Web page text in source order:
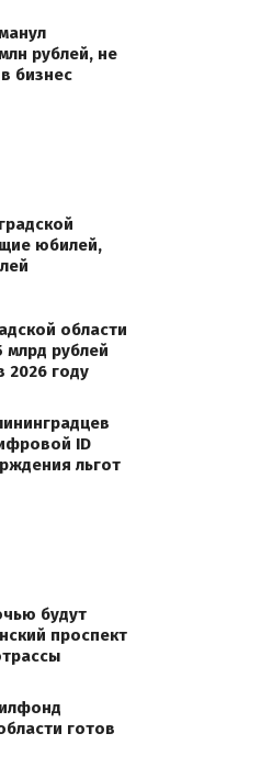
рублей, не
бизнес
юбилей,
области
млрд рублей
2026 году
ID
льгот
будут
проспект
готов